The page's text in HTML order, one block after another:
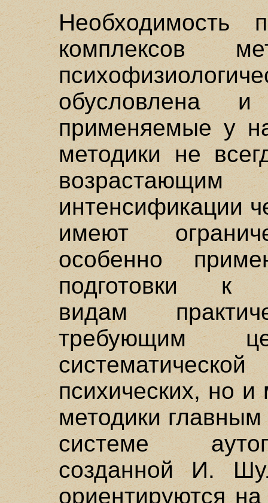
Необходимость
комплексов
обусловлена
применяемые у
методики не
интенсификации
имеют
особенно
подготовки к
видам
требующим
психических, но
методики
системе
созданной И.
ориентируются